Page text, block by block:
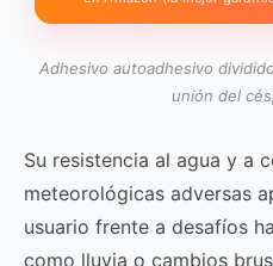
Adhesivo autoadhesivo
unión del
Su resistencia al agua y a
meteorológicas adversas
usuario frente a desafíos
como lluvia o cambios